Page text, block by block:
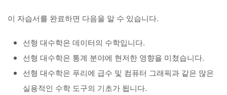
이 자습서를 완료하면 다음을 알 수 있습니다.
선형 대수학은 데이터의 수학입니다.
선형 대수학은 통계 분야에 현저한 영향을 미쳤습니다.
선형 대수학은 푸리에 급수 및 컴퓨터 그래픽과 같은 많은
실용적인 수학 도구의 기초가 됩니다.